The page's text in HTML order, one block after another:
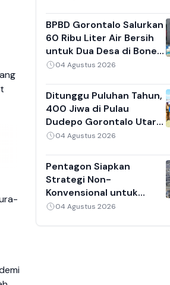
Prioritas
BPBD Gorontalo Salurkan
60 Ribu Liter Air Bersih
untuk Dua Desa di Bone
Bolango yang Kekeringan
04 Agustus 2026
Ditunggu Puluhan Tahun,
400 Jiwa di Pulau
Dudepo Gorontalo Utara
Kini Nikmati Listrik dari
04 Agustus 2026
Pentagon Siapkan
Strategi Non-
Konvensional untuk
Tekan Iran, Rudal
04 Agustus 2026